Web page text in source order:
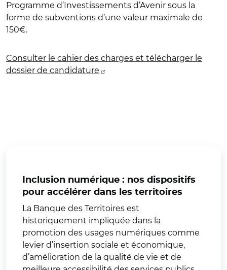
Programme d’Investissements d’Avenir sous la
forme de subventions d’une valeur maximale de
150€.
Consulter le cahier des charges et télécharger le
dossier de candidature
Inclusion numérique : nos dispositifs
pour accélérer dans les territoires
La Banque des Territoires est
historiquement impliquée dans la
promotion des usages numériques comme
levier d’insertion sociale et économique,
d’amélioration de la qualité de vie et de